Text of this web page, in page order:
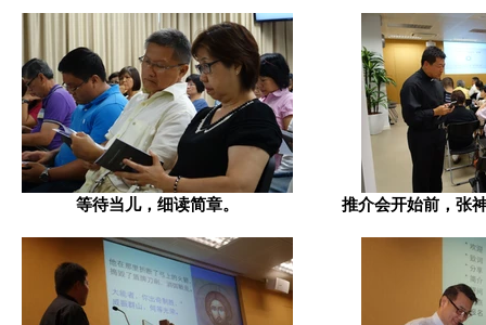
等待当儿，细读简章。 推介会开始前，张